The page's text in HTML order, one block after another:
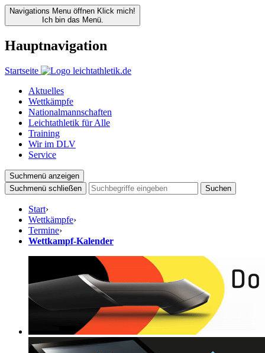
Navigations Menu öffnen Klick mich!
Ich bin das Menü.
Hauptnavigation
Startseite
Aktuelles
Wettkämpfe
Nationalmannschaften
Leichtathletik für Alle
Training
Wir im DLV
Service
Suchmenü anzeigen
Suchmenü schließen
Suchen
Start›
Wettkämpfe›
Termine›
Wettkampf-Kalender